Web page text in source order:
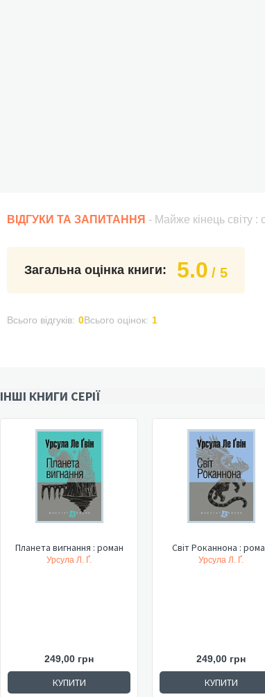
ВІДГУКИ ТА ЗАПИТАННЯ - Майже кінець світу :
Загальна оцінка книги: 5.0 / 5
Всього відгуків: 0Всього оцінок: 1
ІНШІ КНИГИ СЕРІЇ
Планета вигнання : роман
Урсула Л. Ґ.
249,00 грн
КУПИТИ
Світ Роканнона :
Урсула Л. Ґ.
249,00 грн
КУПИТИ